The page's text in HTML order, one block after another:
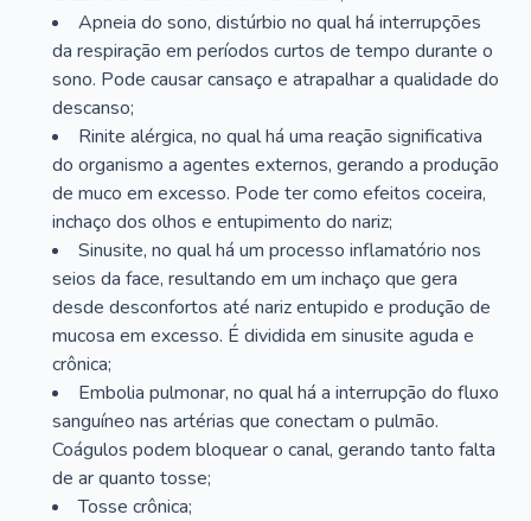
Apneia do sono, distúrbio no qual há interrupções
da respiração em períodos curtos de tempo durante o
sono. Pode causar cansaço e atrapalhar a qualidade do
descanso;
Rinite alérgica, no qual há uma reação significativa
do organismo a agentes externos, gerando a produção
de muco em excesso. Pode ter como efeitos coceira,
inchaço dos olhos e entupimento do nariz;
Sinusite, no qual há um processo inflamatório nos
seios da face, resultando em um inchaço que gera
desde desconfortos até nariz entupido e produção de
mucosa em excesso. É dividida em sinusite aguda e
crônica;
Embolia pulmonar, no qual há a interrupção do fluxo
sanguíneo nas artérias que conectam o pulmão.
Coágulos podem bloquear o canal, gerando tanto falta
de ar quanto tosse;
Tosse crônica;